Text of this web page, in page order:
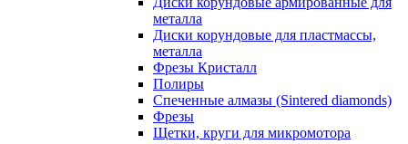
металла
Диски корундовые для пластмассы,
металла
Фрезы Кристалл
Полиры
Спеченные алмазы (Sintered diamonds)
Фрезы
Щетки, круги для микромотора